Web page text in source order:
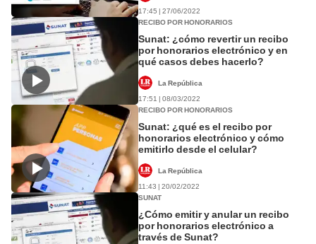
17:45 | 27/06/2022
RECIBO POR HONORARIOS
Sunat: ¿cómo revertir un recibo
por honorarios electrónico y en
qué casos debes hacerlo?
La República
17:51 | 08/03/2022
RECIBO POR HONORARIOS
Sunat: ¿qué es el recibo por
honorarios electrónico y cómo
emitirlo desde el celular?
La República
11:43 | 20/02/2022
SUNAT
¿Cómo emitir y anular un recibo
por honorarios electrónico a
través de Sunat?